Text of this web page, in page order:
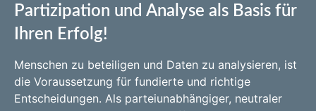
Partizipation und Analyse als Basis für
Ihren Erfolg!
Menschen zu beteiligen und Daten zu analysieren, ist
die Voraussetzung für fundierte und richtige
Entscheidungen. Als parteiunabhängiger, neutraler